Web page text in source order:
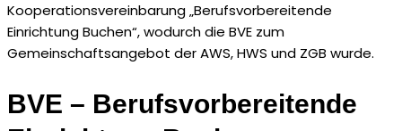
Kooperationsvereinbarung „Berufsvorbereitende
Einrichtung Buchen“, wodurch die BVE zum
Gemeinschaftsangebot der AWS, HWS und ZGB wurde.
BVE – Berufsvorbereitende